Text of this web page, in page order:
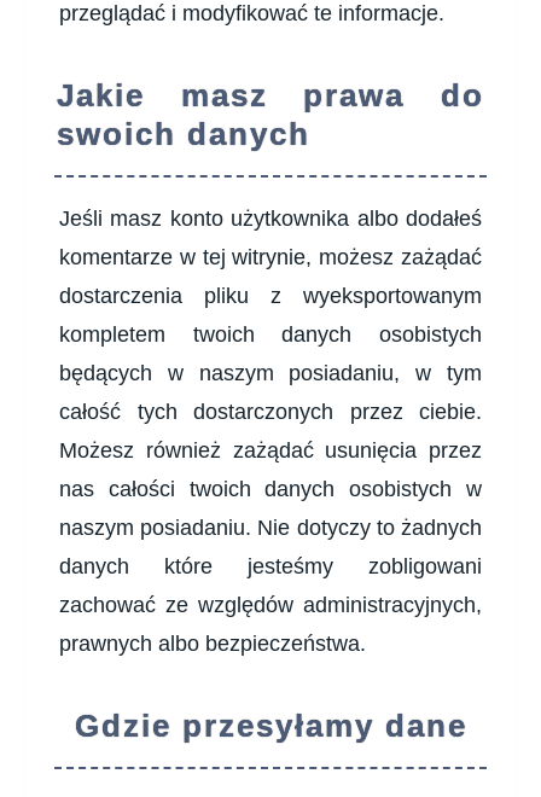
przeglądać i modyfikować te informacje.
Jakie masz prawa do
swoich danych
Jeśli masz konto użytkownika albo dodałeś
komentarze w tej witrynie, możesz zażądać
dostarczenia pliku z wyeksportowanym
kompletem twoich danych osobistych
będących w naszym posiadaniu, w tym
całość tych dostarczonych przez ciebie.
Możesz również zażądać usunięcia przez
nas całości twoich danych osobistych w
naszym posiadaniu. Nie dotyczy to żadnych
danych które jesteśmy zobligowani
zachować ze względów administracyjnych,
prawnych albo bezpieczeństwa.
Gdzie przesyłamy dane